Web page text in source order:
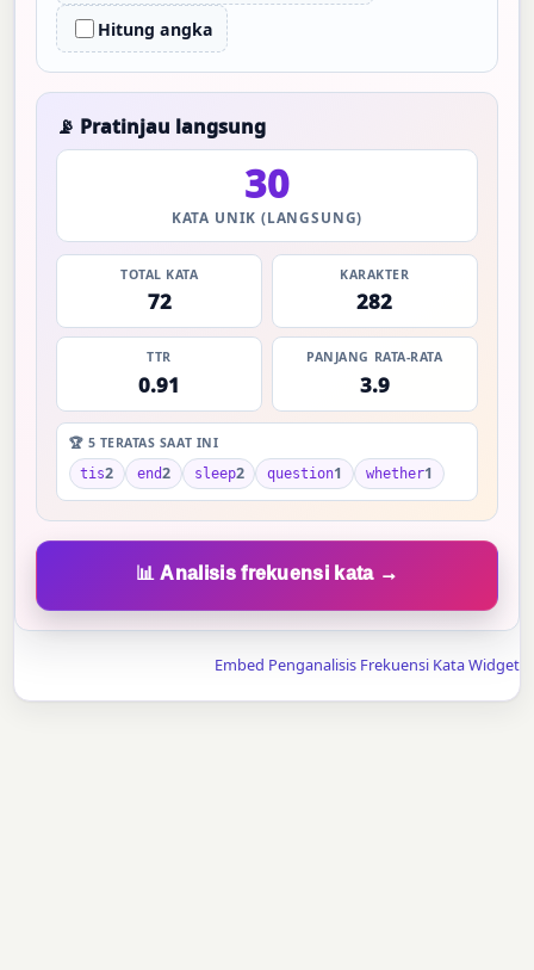
Hitung angka
📡 Pratinjau langsung
30
KATA UNIK (LANGSUNG)
TOTAL KATA
72
KARAKTER
282
TTR
0.91
PANJANG RATA-RATA
3.9
🏆 5 TERATAS SAAT INI
tis2 end2 sleep2 question1 whether1
📊 Analisis frekuensi kata →
Embed Penganalisis Frekuensi Kata Widget